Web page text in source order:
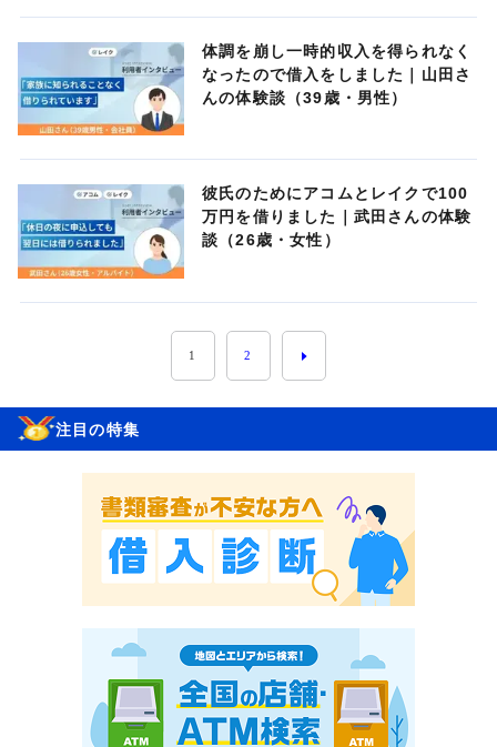
体調を崩し一時的収入を得られなく
なったので借入をしました｜山田さ
んの体験談（39歳・男性）
彼氏のためにアコムとレイクで100
万円を借りました｜武田さんの体験
談（26歳・女性）
1 2
注目の特集